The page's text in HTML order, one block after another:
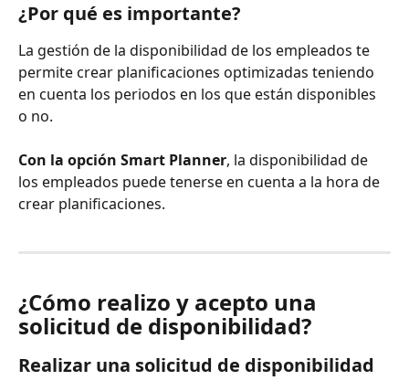
¿Por qué es importante?
La gestión de la disponibilidad de los empleados te
permite crear planificaciones optimizadas teniendo
en cuenta los periodos en los que están disponibles
o no.
Con la opción Smart Planner, la disponibilidad de
los empleados puede tenerse en cuenta a la hora de
crear planificaciones.
¿Cómo realizo y acepto una
solicitud de disponibilidad?
Realizar una solicitud de disponibilidad